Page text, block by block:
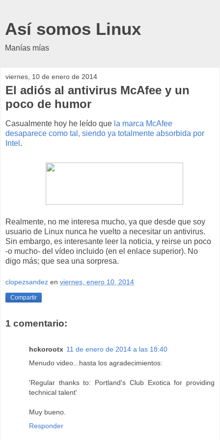
Así somos Linux
Manías mías
viernes, 10 de enero de 2014
El adiós al antivirus McAfee y un
poco de humor
Casualmente hoy he leído que la marca McAfee
desaparece como tal, siendo ya totalmente absorbida por
Intel .
Realmente, no me interesa mucho, ya que desde que soy
usuario de Linux nunca he vuelto a necesitar un antivirus.
Sin embargo, es interesante leer la noticia, y reirse un poco
-o mucho- del vídeo incluido (en el enlace superior). No
digo más; que sea una sorpresa.
clopezsandez en viernes, enero 10, 2014
Compartir
1 comentario:
hckorootx 11 de enero de 2014 a las 18:40
Menudo video...hasta los agradecimientos:
'Regular thanks to: Portland's Club Exotica for providing
technical talent'
Muy bueno.
Responder